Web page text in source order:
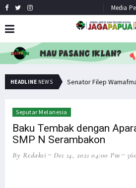
Media
HEADLINE NEWS Senator Filep: Miras Jelas Sumbang Angka Kematian di Papua
Seputar Melanesia
Baku Tembak dengan
SMP N Serambakon
By Redaksi Dec 14, 2021 04:00 Pm